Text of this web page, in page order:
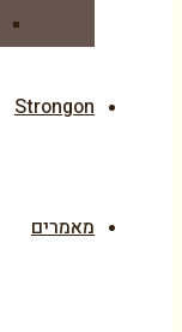
Strongon
מאמרים